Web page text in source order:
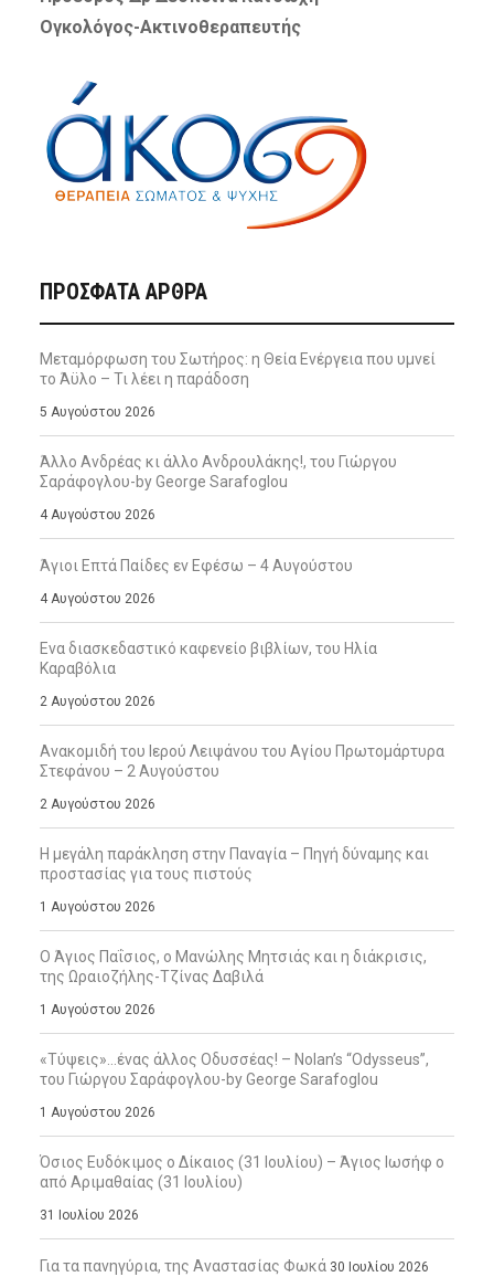
Ογκολόγος-Ακτινοθεραπευτής
ΠΡΌΣΦΑΤΑ ΆΡΘΡΑ
Μεταμόρφωση του Σωτήρος: η Θεία Ενέργεια που υμνεί
το Άϋλο – Τι λέει η παράδοση
5 Αυγούστου 2026
Άλλο Ανδρέας κι άλλο Ανδρουλάκης!, του Γιώργου
Σαράφογλου-by George Sarafoglou
4 Αυγούστου 2026
Άγιοι Επτά Παίδες εν Εφέσω – 4 Αυγούστου
4 Αυγούστου 2026
Ενα διασκεδαστικό καφενείο βιβλίων, του Ηλία
Καραβόλια
2 Αυγούστου 2026
Ανακομιδή του Ιερού Λειψάνου του Αγίου Πρωτομάρτυρα
Στεφάνου – 2 Αυγούστου
2 Αυγούστου 2026
Η μεγάλη παράκληση στην Παναγία – Πηγή δύναμης και
προστασίας για τους πιστούς
1 Αυγούστου 2026
Ο Άγιος Παΐσιος, ο Μανώλης Μητσιάς και η διάκρισις,
της Ωραιοζήλης-Τζίνας Δαβιλά
1 Αυγούστου 2026
«Τύψεις»…ένας άλλος Οδυσσέας! – Nolan’s “Odysseus”,
του Γιώργου Σαράφογλου-by George Sarafoglou
1 Αυγούστου 2026
Όσιος Ευδόκιμος ο Δίκαιος (31 Ιουλίου) – Άγιος Ιωσήφ ο
από Αριμαθαίας (31 Ιουλίου)
31 Ιουλίου 2026
Για τα πανηγύρια, της Αναστασίας Φωκά 30 Ιουλίου 2026